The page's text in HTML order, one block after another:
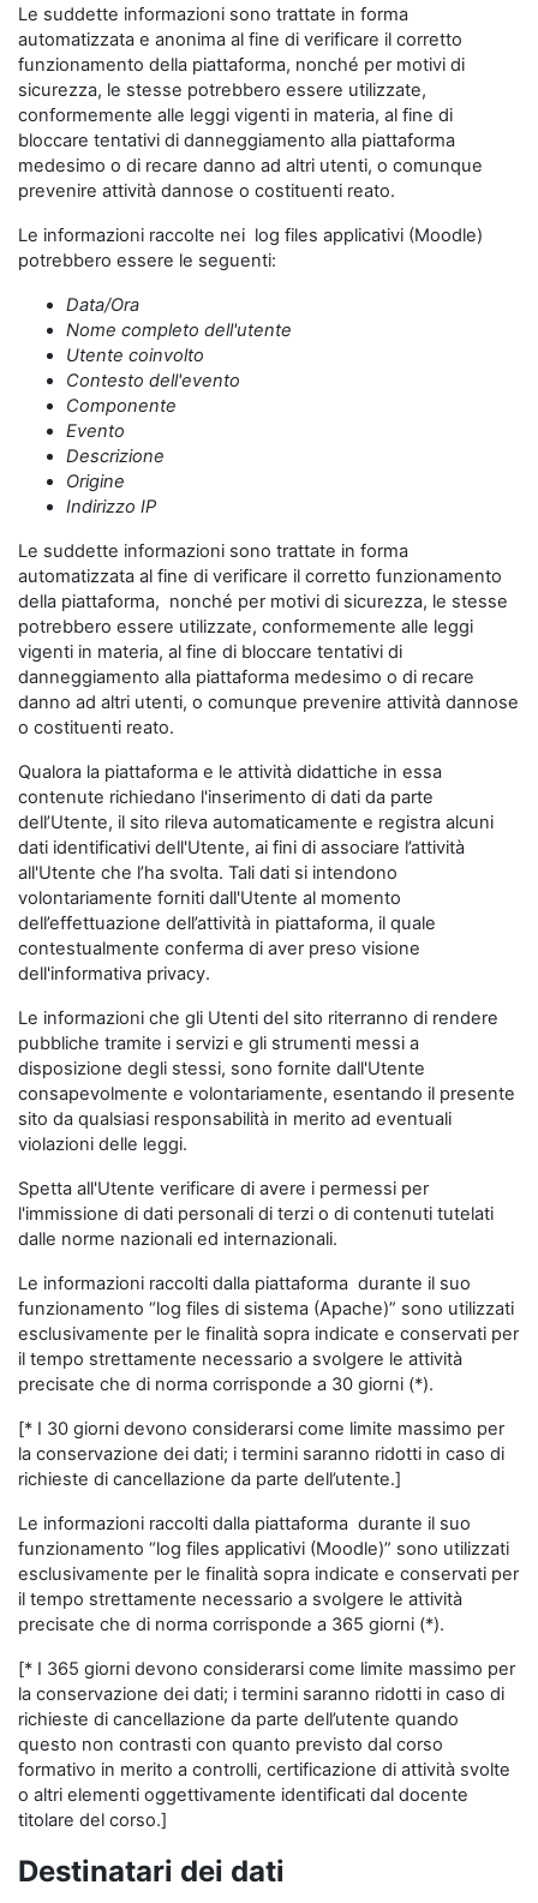
Le suddette informazioni sono trattate in forma
automatizzata e anonima al fine di verificare il corretto
funzionamento della piattaforma, nonché per motivi di
sicurezza, le stesse potrebbero essere utilizzate,
conformemente alle leggi vigenti in materia, al fine di
bloccare tentativi di danneggiamento alla piattaforma
medesimo o di recare danno ad altri utenti, o comunque
prevenire attività dannose o costituenti reato.
Le informazioni raccolte nei log files applicativi (Moodle)
potrebbero essere le seguenti:
Data/Ora
Nome completo dell'utente
Utente coinvolto
Contesto dell'evento
Componente
Evento
Descrizione
Origine
Indirizzo IP
Le suddette informazioni sono trattate in forma
automatizzata al fine di verificare il corretto funzionamento
della piattaforma, nonché per motivi di sicurezza, le stesse
potrebbero essere utilizzate, conformemente alle leggi
vigenti in materia, al fine di bloccare tentativi di
danneggiamento alla piattaforma medesimo o di recare
danno ad altri utenti, o comunque prevenire attività dannose
o costituenti reato.
Qualora la piattaforma e le attività didattiche in essa
contenute richiedano l'inserimento di dati da parte
dell’Utente, il sito rileva automaticamente e registra alcuni
dati identificativi dell'Utente, ai fini di associare l’attività
all'Utente che l’ha svolta. Tali dati si intendono
volontariamente forniti dall'Utente al momento
dell’effettuazione dell’attività in piattaforma, il quale
contestualmente conferma di aver preso visione
dell'informativa privacy.
Le informazioni che gli Utenti del sito riterranno di rendere
pubbliche tramite i servizi e gli strumenti messi a
disposizione degli stessi, sono fornite dall'Utente
consapevolmente e volontariamente, esentando il presente
sito da qualsiasi responsabilità in merito ad eventuali
violazioni delle leggi.
Spetta all'Utente verificare di avere i permessi per
l'immissione di dati personali di terzi o di contenuti tutelati
dalle norme nazionali ed internazionali.
Le informazioni raccolti dalla piattaforma durante il suo
funzionamento “log files di sistema (Apache)” sono utilizzati
esclusivamente per le finalità sopra indicate e conservati per
il tempo strettamente necessario a svolgere le attività
precisate che di norma corrisponde a 30 giorni (*).
[* I 30 giorni devono considerarsi come limite massimo per
la conservazione dei dati; i termini saranno ridotti in caso di
richieste di cancellazione da parte dell’utente.]
Le informazioni raccolti dalla piattaforma durante il suo
funzionamento “log files applicativi (Moodle)” sono utilizzati
esclusivamente per le finalità sopra indicate e conservati per
il tempo strettamente necessario a svolgere le attività
precisate che di norma corrisponde a 365 giorni (*).
[* I 365 giorni devono considerarsi come limite massimo per
la conservazione dei dati; i termini saranno ridotti in caso di
richieste di cancellazione da parte dell’utente quando
questo non contrasti con quanto previsto dal corso
formativo in merito a controlli, certificazione di attività svolte
o altri elementi oggettivamente identificati dal docente
titolare del corso.]
Destinatari dei dati